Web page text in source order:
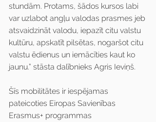
stundām. Protams, šādos kursos labi
var uzlabot angļu valodas prasmes jeb
atsvaidzināt valodu, iepazīt citu valstu
kultūru, apskatīt pilsētas, nogaršot citu
valstu ēdienus un iemācīties kaut ko
jaunu.” stāsta dalībnieks Agris Ieviņš.
Šīs mobilitātes ir iespējamas
pateicoties Eiropas Savienības
Erasmus+ programmas